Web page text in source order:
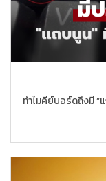
ทำไมคีย์บอร์ดถึงมี “